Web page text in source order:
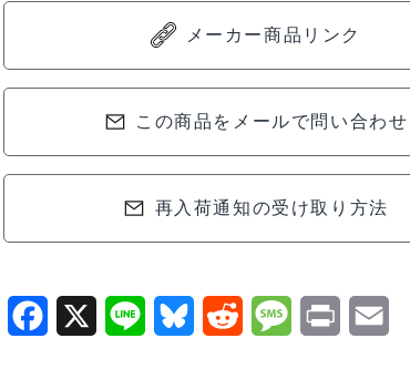
XH
イ
メーカー商品リンク
この商品をメールで問い合わせ
再入荷通知の受け取り方法
X B R M